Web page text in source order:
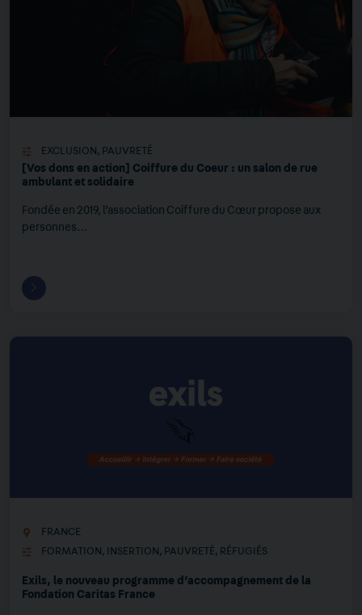
EXCLUSION , PAUVRETÉ
[Vos dons en action] Coiffure du Coeur : un salon de rue
ambulant et solidaire
Fondée en 2019, l’association Coiffure du Cœur propose aux
personnes…
FRANCE
FORMATION , INSERTION , PAUVRETÉ, RÉFUGIÉS
Exils, le nouveau programme d’accompagnement de la
Fondation Caritas France